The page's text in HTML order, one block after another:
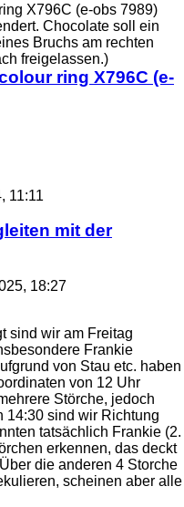
X796C (e-obs 7989)
Chocolate soll ein
Bruchs am rechten
freigelassen.)
ring X796C (e-
11:11
mit der
18:27
sind wir am Freitag
Frankie
von Stau etc. haben
von 12 Uhr
Störche, jedoch
14:30 sind wir Richtung
tatsächlich Frankie (2.
erkennen, das deckt
die anderen 4 Storche
scheinen aber alle